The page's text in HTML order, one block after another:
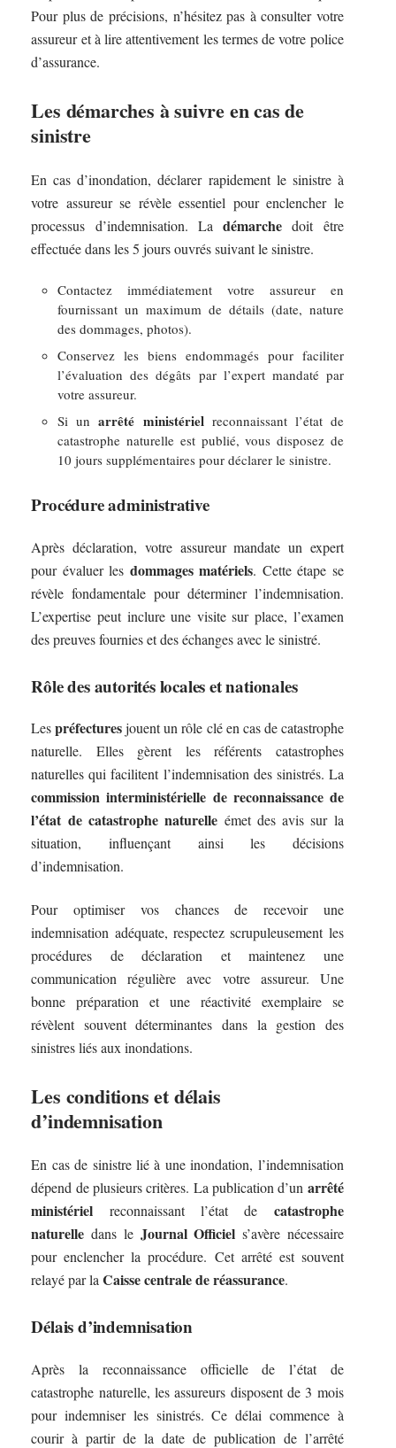
Pour plus de précisions, n’hésitez pas à consulter votre
assureur et à lire attentivement les termes de votre police
d’assurance.
Les démarches à suivre en cas de
sinistre
En cas d’inondation, déclarer rapidement le sinistre à
votre assureur se révèle essentiel pour enclencher le
processus d’indemnisation. Ladémarche doit être
effectuée dans les 5 jours ouvrés suivant le sinistre.
Contactez immédiatement votre assureur en
fournissant un maximum de détails (date, nature
des dommages, photos).
Conservez les biens endommagés pour faciliter
l’évaluation des dégâts par l’expert mandaté par
votre assureur.
Si unarrêté ministérielreconnaissant l’état de
catastrophe naturelle est publié, vous disposez de
10 jours supplémentaires pour déclarer le sinistre.
Procédure administrative
Après déclaration, votre assureur mandate un expert
pour évaluer les dommages matériels. Cette étape se
révèle fondamentale pour déterminer l’indemnisation.
L’expertise peut inclure une visite sur place, l’examen
des preuves fournies et des échanges avec le sinistré.
Rôle des autorités locales et nationales
Lespréfecturesjouent un rôle clé en cas de catastrophe
naturelle. Elles gèrent les référents catastrophes
naturelles qui facilitent l’indemnisation des sinistrés. La
commission interministérielle de reconnaissance de
l’état de catastrophe naturelle émet des avis sur la
situation, influençant ainsi les décisions
d’indemnisation.
Pour optimiser vos chances de recevoir une
indemnisation adéquate, respectez scrupuleusement les
procédures de déclaration et maintenez une
communication régulière avec votre assureur. Une
bonne préparation et une réactivité exemplaire se
révèlent souvent déterminantes dans la gestion des
sinistres liés aux inondations.
Les conditions et délais
d’indemnisation
En cas de sinistre lié à une inondation, l’indemnisation
dépend de plusieurs critères. La publication d’un arrêté
ministériel reconnaissant l’état de catastrophe
naturelle dans le Journal Officiel s’avère nécessaire
pour enclencher la procédure. Cet arrêté est souvent
relayé par laCaisse centrale de réassurance.
Délais d’indemnisation
Après la reconnaissance officielle de l’état de
catastrophe naturelle, les assureurs disposent de 3 mois
pour indemniser les sinistrés. Ce délai commence à
courir à partir de la date de publication de l’arrêté